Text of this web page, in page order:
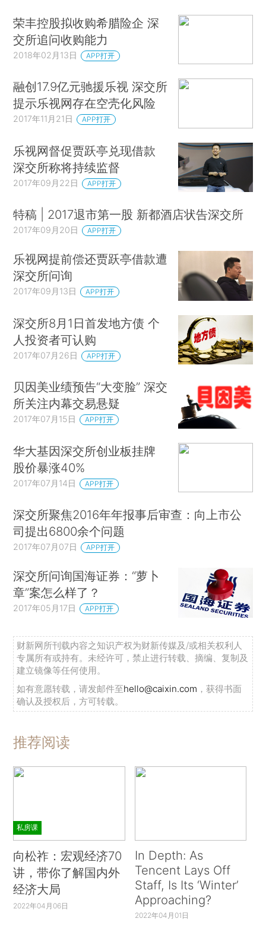
荣丰控股拟收购希腊险企 深
交所追问收购能力
2018年02月13日 APP打开
融创17.9亿元驰援乐视 深交所
提示乐视网存在空壳化风险
2017年11月21日 APP打开
乐视网督促贾跃亭兑现借款
深交所称将持续监督
2017年09月22日 APP打开
特稿 | 2017退市第一股 新都酒店状告深交所
2017年09月20日 APP打开
乐视网提前偿还贾跃亭借款遭
深交所问询
2017年09月13日 APP打开
深交所8月1日首发地方债 个
人投资者可认购
2017年07月26日 APP打开
贝因美业绩预告“大变脸” 深交
所关注内幕交易悬疑
2017年07月15日 APP打开
华大基因深交所创业板挂牌
股价暴涨40%
2017年07月14日 APP打开
深交所聚焦2016年年报事后审查：向上市公
司提出6800余个问题
2017年07月07日 APP打开
深交所问询国海证券：“萝卜
章”案怎么样了？
2017年05月17日 APP打开
财新网所刊载内容之知识产权为财新传媒及/或相关权利人
专属所有或持有。未经许可，禁止进行转载、摘编、复制及
建立镜像等任何使用。
如有意愿转载，请发邮件至hello@caixin.com ，获得书面
确认及授权后，方可转载。
推荐阅读
私房课
向松祚：宏观经济70
讲，带你了解国内外
经济大局
2022年04月06日
In Depth: As
Tencent Lays Off
Staff, Is Its ‘Winter’
Approaching?
2022年04月01日